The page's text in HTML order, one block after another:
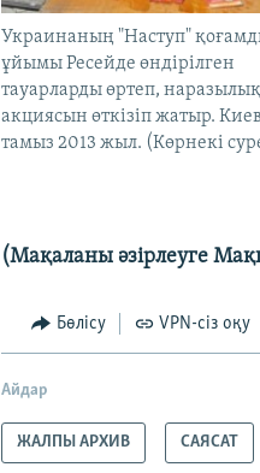
Украинаның "Наступ"
ұйымы Ресейде өндірілген
тауарларды өртеп, наразылық
акциясын өткізіп жатыр.
тамыз 2013 жыл. (Көрнекі
(Мақаланы әзірлеуге
Бөлісу VPN-сіз оқу
Айдар
ЖАЛПЫ АРХИВ САЯСАТ